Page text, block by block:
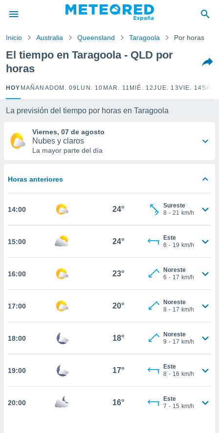
por
para
la
calidad.
a este
las
y
forma
basada
permite
coste.
botón
a la
todas
ya sean
nos
en
perfil
y
CONTINUAR
Inicio Australia Queensland Taragoola Por horas
El tiempo en Taragoola - QLD por
horas
HOY MAÑANA DOM. 09 LUN. 10 MAR. 11 MIÉ. 12JUE. 13VIE. 14
La previsión del tiempo por horas en Taragoola
Viernes, 07 de agosto
Nubes y claros
La mayor parte del día
Horas anteriores
14:00 24°
Sureste
8 - 21 km/h
15:00 24°
Este
6 - 19 km/h
16:00 23°
Noreste
6 - 17 km/h
17:00 20°
Noreste
8 - 17 km/h
18:00 18°
Noreste
9 - 17 km/h
19:00 17°
Este
8 - 16 km/h
20:00 16°
Este
7 - 15 km/h